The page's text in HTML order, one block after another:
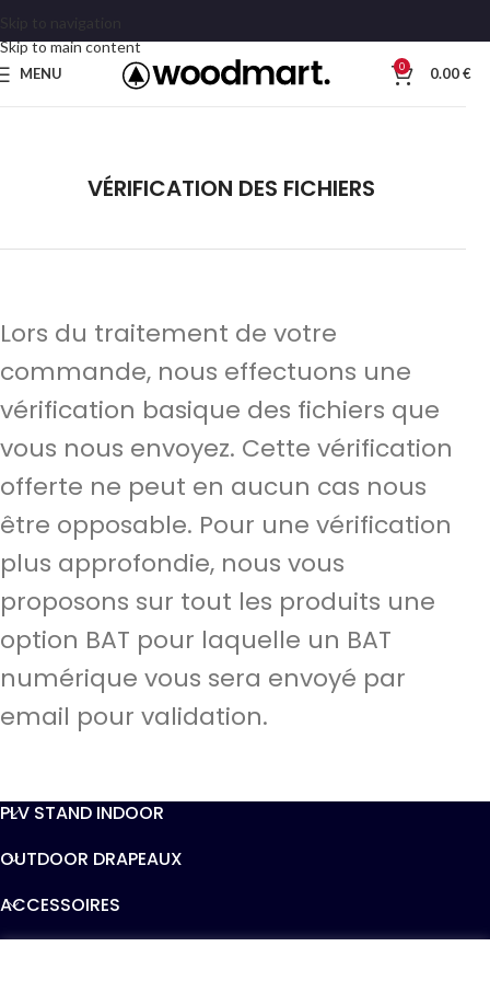
Skip to main content
MENU 0 0.00€
VÉRIFICATION DES FICHIERS
Lors du traitement de votre
commande, nous effectuons une
vérification basique des fichiers que
vous nous envoyez. Cette vérification
offerte ne peut en aucun cas nous
être opposable. Pour une vérification
plus approfondie, nous vous
proposons sur tout les produits une
option BAT pour laquelle un BAT
numérique vous sera envoyé par
email pour validation.
PLV STAND INDOOR
OUTDOOR DRAPEAUX
ACCESSOIRES